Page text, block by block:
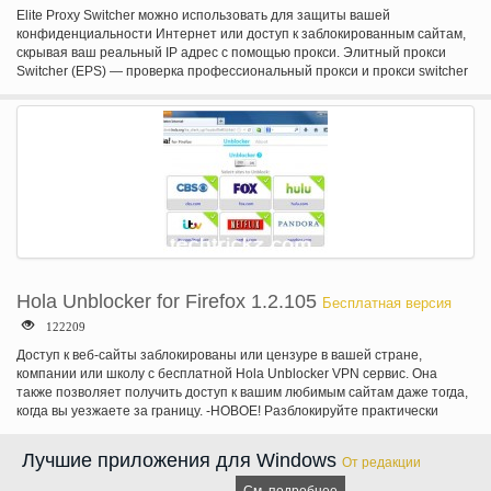
Elite Proxy Switcher можно использовать для защиты вашей
конфиденциальности Интернет или доступ к заблокированным сайтам,
скрывая ваш реальный IP адрес с помощью прокси. Элитный прокси
Switcher (EPS) — проверка профессиональный прокси и прокси switcher
страна и является ли шлюз ssl, опасные или codeen/planetlab) прокси-
сервера и автоматически изменить параметры прокси-сервера вашего
браузера (Internet Explorer или Mozilla Firefox). Кроме того EPS-это
клиентская программа My прокси-службы списков. Вы можете легко и
быстро получить ежедневно свежий список прокси из прокси-My всего
одним кликом. Элитный прокси Switcher основные особенности: *
Проверка прокси: профессионально проверить сведения о прокси для
вас. * Прокси Switcher: автоматически измените параметры прокси-
сервера вашего браузера. * Прокси Downloader: получите ежедневно
Прокси менеджер: легко поддерживать список личных прокси по EPS.
Hola Unblocker for Firefox 1.2.105 Бесплатная версия
122209
Доступ к веб-сайты заблокированы или цензуре в вашей стране,
компании или школу с бесплатной Hola Unblocker VPN сервис. Она
также позволяет получить доступ к вашим любимым сайтам даже тогда,
когда вы уезжаете за границу. -НОВОЕ! Разблокируйте практически
путешествовать с! -Поиск и добавить больше сайтов на странице
параметров Голя является поставщиком VPN Unblocker технология,
Лучшие приложения для Windows От редакции